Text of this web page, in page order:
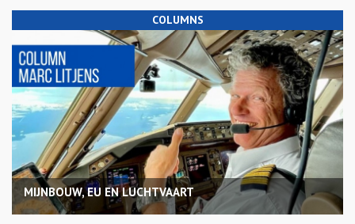
COLUMNS
MIJNBOUW, EU EN LUCHTVAART